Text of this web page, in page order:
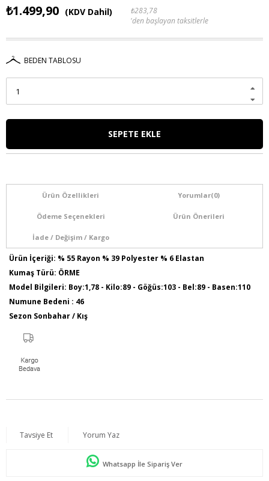
₺1.499,90 (KDV Dahil)
₺283,78
'den başlayan taksitlerle
BEDEN TABLOSU
Ürün Özellikleri Yorumlar(0)
Ödeme Seçenekleri Ürün Önerileri
İade / Değişim / Kargo
Ürün İçeriği: % 55 Rayon % 39 Polyester % 6 Elastan
Kumaş Türü: ÖRME
Model Bilgileri: Boy:1,78 - Kilo:89 - Göğüs:103 - Bel:89 - Basen:110
Numune Bedeni : 46
Sezon Sonbahar / Kış
Tavsiye Et Yorum Yaz
Whatsapp İle Sipariş Ver